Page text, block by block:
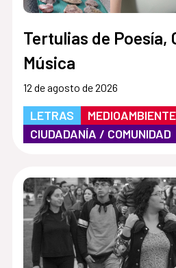
Tertulias de Poesía,
Música
12 de agosto de 2026
LETRAS
CIUDADANÍA / COMUNIDAD